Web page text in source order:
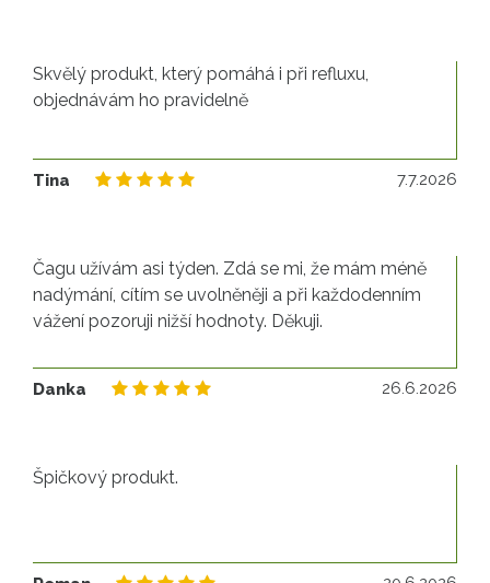
Skvělý produkt, který pomáhá i při refluxu,
objednávám ho pravidelně
Tina 7.7.2026
Čagu užívám asi týden. Zdá se mi, že mám méně
nadýmání, cítím se uvolněněji a při každodenním
vážení pozoruji nižší hodnoty. Děkuji.
Danka 26.6.2026
Špičkový produkt.